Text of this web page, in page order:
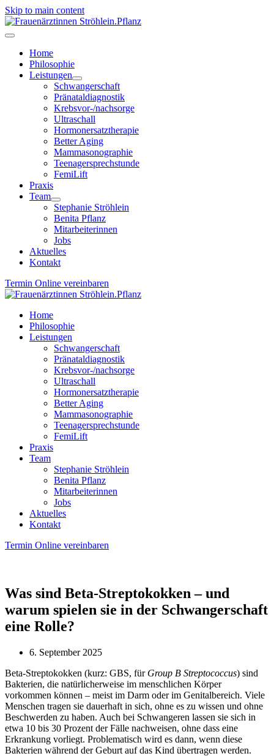
Skip to main content
Home
Philosophie
Leistungen
Schwangerschaft
Pränataldiagnostik
Krebsvor-/nachsorge
Ultraschall
Hormonersatztherapie
Better Aging
Mammasonographie
Teenagersprechstunde
FemiLift
Praxis
Team
Stephanie Ströhlein
Benita Pflanz
Mitarbeiterinnen
Jobs
Aktuelles
Kontakt
Termin Online vereinbaren
Home
Philosophie
Leistungen
Schwangerschaft
Pränataldiagnostik
Krebsvor-/nachsorge
Ultraschall
Hormonersatztherapie
Better Aging
Mammasonographie
Teenagersprechstunde
FemiLift
Praxis
Team
Stephanie Ströhlein
Benita Pflanz
Mitarbeiterinnen
Jobs
Aktuelles
Kontakt
Termin Online vereinbaren
Was sind Beta-Streptokokken – und
warum spielen sie in der Schwangerschaft
eine Rolle?
6. September 2025
Beta-Streptokokken (kurz: GBS, für Group B Streptococcus) sind
Bakterien, die natürlicherweise im menschlichen Körper
vorkommen können – meist im Darm oder im Genitalbereich. Viele
Menschen tragen sie dauerhaft in sich, ohne es zu wissen und ohne
Beschwerden zu haben. Auch bei Schwangeren lassen sie sich in
etwa 10 bis 30 Prozent der Fälle nachweisen, ohne dass eine
Erkrankung vorliegt. Problematisch wird es dann, wenn diese
Bakterien während der Geburt auf das Kind übertragen werden.